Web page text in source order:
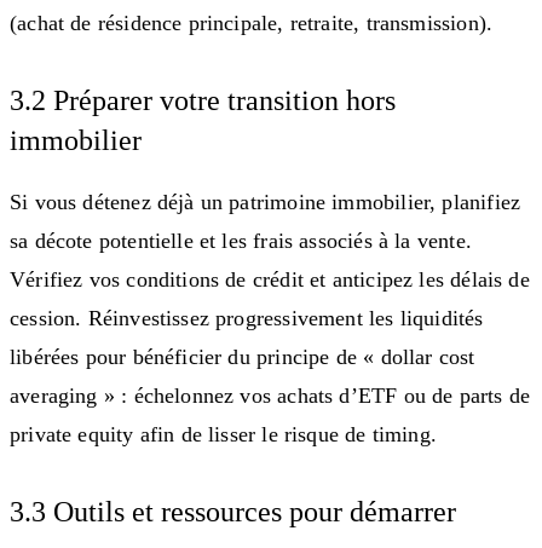
(achat de résidence principale, retraite, transmission).
3.2 Préparer votre transition hors
immobilier
Si vous détenez déjà un patrimoine immobilier, planifiez
sa décote potentielle et les frais associés à la vente.
Vérifiez vos conditions de crédit et anticipez les délais de
cession. Réinvestissez progressivement les liquidités
libérées pour bénéficier du principe de « dollar cost
averaging » : échelonnez vos achats d’ETF ou de parts de
private equity afin de lisser le risque de timing.
3.3 Outils et ressources pour démarrer